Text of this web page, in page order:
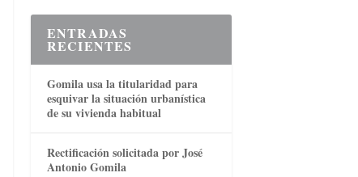
ENTRADAS
RECIENTES
Gomila usa la titularidad para
esquivar la situación urbanística
de su vivienda habitual
Rectificación solicitada por José
Antonio Gomila